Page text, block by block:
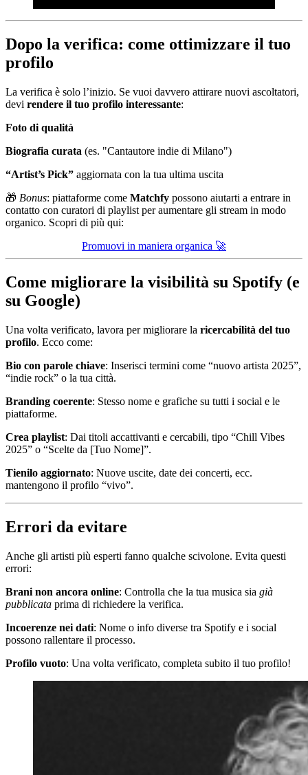
Dopo la verifica: come ottimizzare il tuo
profilo
La verifica è solo l’inizio. Se vuoi davvero attirare nuovi ascoltatori,
devi rendere il tuo profilo interessante:
Foto di qualità
Biografia curata (es. "Cantautore indie di Milano")
“Artist’s Pick” aggiornata con la tua ultima uscita
🎁 Bonus: piattaforme come Matchfy possono aiutarti a entrare in
contatto con curatori di playlist per aumentare gli stream in modo
organico. Scopri di più qui:
Promuovi in maniera organica 🚀
Come migliorare la visibilità su Spotify (e
su Google)
Una volta verificato, lavora per migliorare la ricercabilità del tuo
profilo. Ecco come:
Bio con parole chiave: Inserisci termini come “nuovo artista 2025”,
“indie rock” o la tua città.
Branding coerente: Stesso nome e grafiche su tutti i social e le
piattaforme.
Crea playlist: Dai titoli accattivanti e cercabili, tipo “Chill Vibes
2025” o “Scelte da [Tuo Nome]”.
Tienilo aggiornato: Nuove uscite, date dei concerti, ecc.
mantengono il profilo “vivo”.
Errori da evitare
Anche gli artisti più esperti fanno qualche scivolone. Evita questi
errori:
Brani non ancora online: Controlla che la tua musica sia già
pubblicata prima di richiedere la verifica.
Incoerenze nei dati: Nome o info diverse tra Spotify e i social
possono rallentare il processo.
Profilo vuoto: Una volta verificato, completa subito il tuo profilo!